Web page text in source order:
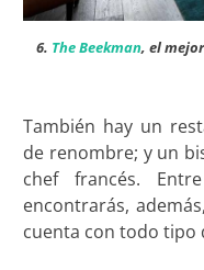
6. The Beekman, el
También hay un
de renombre; y un
chef francés.
encontrarás,
cuenta con todo tipo